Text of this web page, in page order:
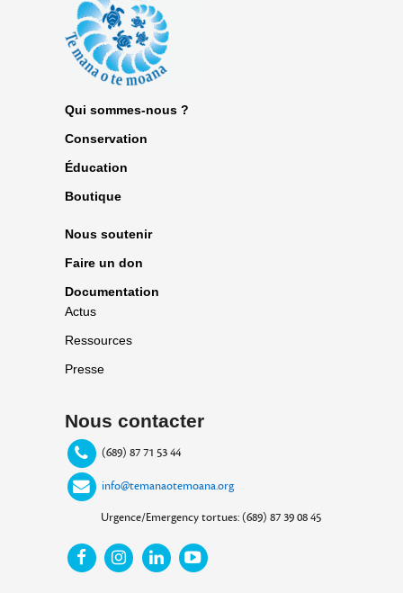
Qui sommes-nous ?
Conservation
Éducation
Boutique
Nous soutenir
Faire un don
Documentation
Actus
Ressources
Presse
Nous contacter
(689) 87 71 53 44
info@temanaotemoana.org
Urgence/Emergency tortues: (689) 87 39 08 45